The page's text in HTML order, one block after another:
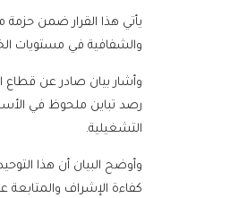
يأتي هذا القرار ضمن حزمة
والشفافية في مستويات
وأشار بيان صادر عن قطاع
رصد تباين ملحوظ في
التشغيلية.
وأوضح البيان أن هذا
كفاءة الإشراف والمتابعة